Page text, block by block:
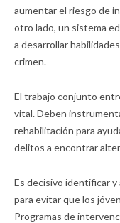
aumentar el riesgo de
otro lado, un sistema
a desarrollar
crimen.
El trabajo conjunto
vital. Deben
rehabilitación para
delitos a encontrar
Es decisivo identificar
para evitar que los
Programas de